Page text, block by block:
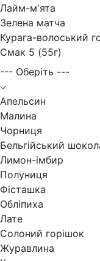
Лайм-м'ята
Зелена матча
Курага-волоський
Смак 5 (55г)
--- Оберіть ---
Апельсин
Малина
Чорниця
Бельгійський
Лимон-імбир
Полуниця
Фісташка
Обліпиха
Лате
Солоний горішок
Журавлина